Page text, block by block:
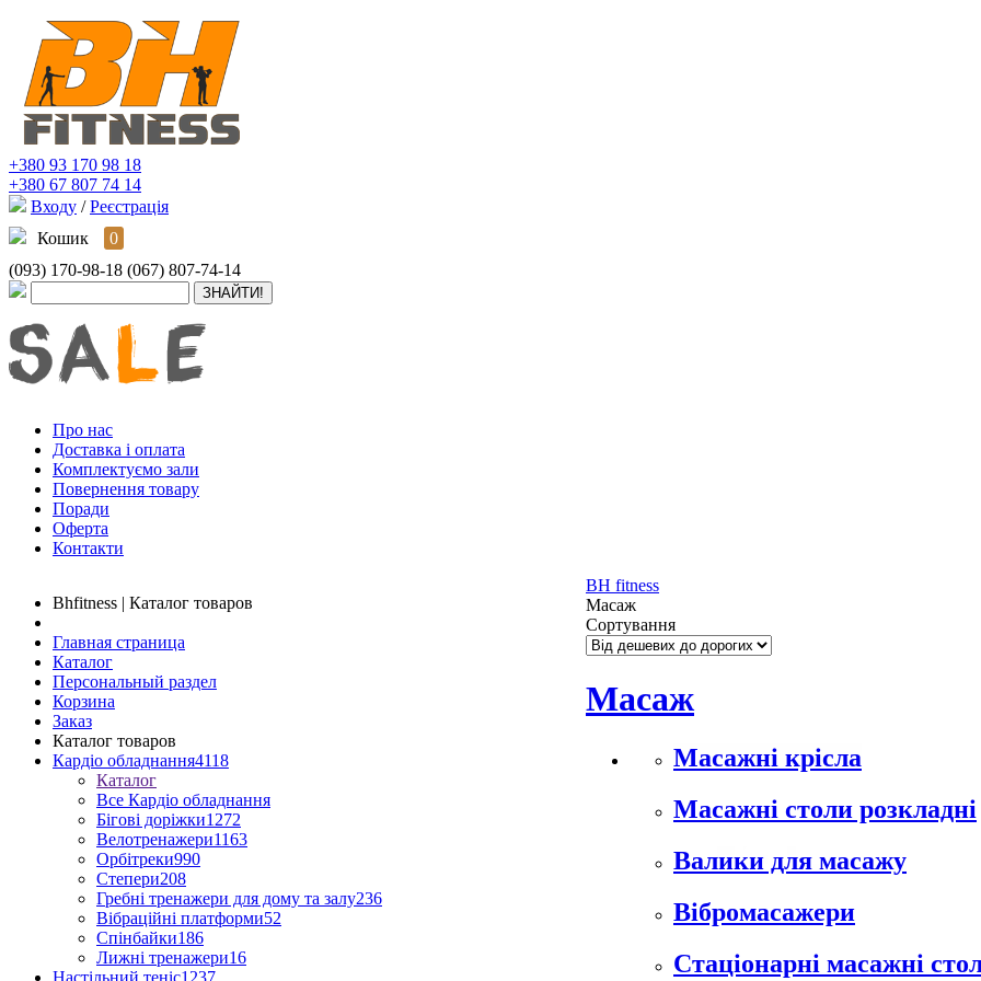
+380 93 170 98 18
+380 67 807 74 14
Входу / Реєстрація
Кошик
0
(093) 170-98-18 (067) 807-74-14
Про нас
Доставка і оплата
Комплектуємо зали
Повернення товару
Поради
Оферта
Контакти
Bhfitness | Каталог товаров
Главная страница
Каталог
Персональный раздел
Корзина
Заказ
Каталог товаров
Кардіо обладнання4118
Каталог
Все Кардіо обладнання
Бігові доріжки1272
Велотренажери1163
Орбітреки990
Степери208
Гребні тренажери для дому та залу236
Вібраційні платформи52
Спінбайки186
Лижні тренажери16
Настільний теніс1237
BH fitness
Масаж
Сортування
Масаж
Масажні крісла
Масажні столи розкладні
Валики для масажу
Вібромасажери
Стаціонарні масажні